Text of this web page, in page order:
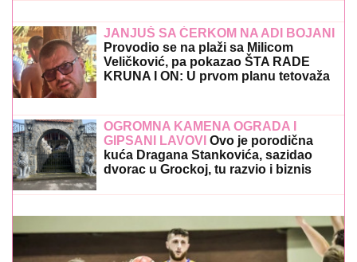
JANJUŠ SA ĆERKOM NA ADI BOJANI
Provodio se na plaži sa Milicom
Veličković, pa pokazao ŠTA RADE
KRUNA I ON: U prvom planu tetovaža
OGROMNA KAMENA OGRADA I
GIPSANI LAVOVI Ovo je porodična
kuća Dragana Stankovića, sazidao
dvorac u Grockoj, tu razvio i biznis